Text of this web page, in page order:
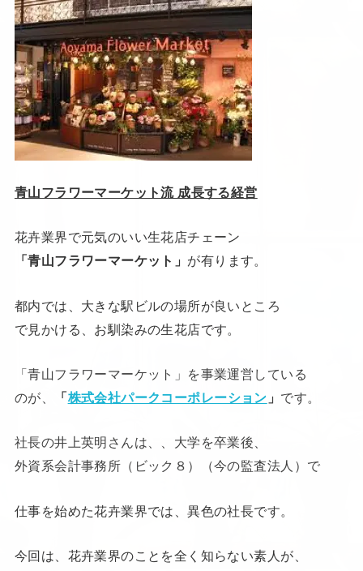
青山フラワーマーケット流 成長する経営
花卉業界で元気のいい生花店チェーン
「青山フラワーマーケット」 が有ります。
都内では、大きな駅ビルの場所が良いところ
で見かける、お馴染みの生花店です。
「青山フラワーマーケット」を事業運営している
のが、
「株式会社パークコーポレーション 」 です。
社長の井上英明さんは、、大学を卒業後、
外資系会計事務所（ビック８）（今の監査法人）で
仕事を始めた花卉業界では、異色の社長です。
今回は、花卉業界のことを全く知らない素人が、